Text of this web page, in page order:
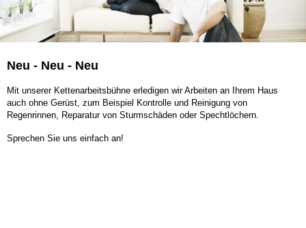
Neu - Neu - Neu
Mit unserer Kettenarbeitsbühne erledigen wir Arbeiten an Ihrem Haus
auch ohne Gerüst, zum Beispiel Kontrolle und Reinigung von
Regenrinnen, Reparatur von Sturmschäden oder Spechtlöchern.
Sprechen Sie uns einfach an!